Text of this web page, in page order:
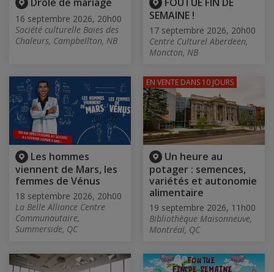
16 septembre 2026, 20h00
Société culturelle Baies des
Chaleurs, Campbellton, NB
SEMAINE !
17 septembre 2026, 20h00
Centre Culturel Aberdeen,
Moncton, NB
Les hommes
viennent de Mars, les
femmes de Vénus
18 septembre 2026, 20h00
La Belle Alliance Centre
Communautaire,
Summerside, QC
Un heure au
potager : semences,
variétés et autonomie
alimentaire
19 septembre 2026, 11h00
Bibliothèque Maisonneuve,
Montréal, QC
EN VENTE DANS 10 JOURS